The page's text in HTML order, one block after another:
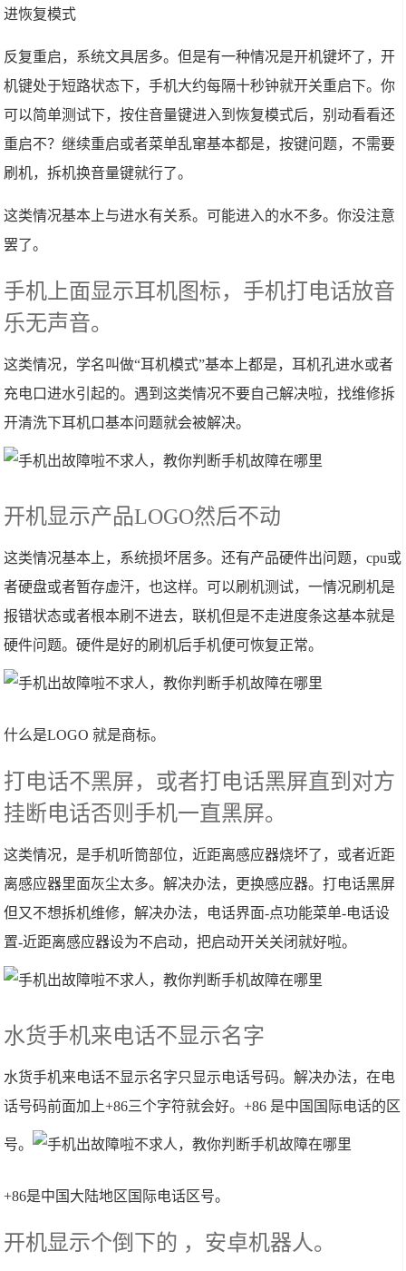
进恢复模式
反复重启，系统文具居多。但是有一种情况是开机键坏了，开
机键处于短路状态下，手机大约每隔十秒钟就开关重启下。你
可以简单测试下，按住音量键进入到恢复模式后，别动看看还
重启不？继续重启或者菜单乱窜基本都是，按键问题，不需要
刷机，拆机换音量键就行了。
这类情况基本上与进水有关系。可能进入的水不多。你没注意
罢了。
手机上面显示耳机图标，手机打电话放音
乐无声音。
这类情况，学名叫做“耳机模式”基本上都是，耳机孔进水或者
充电口进水引起的。遇到这类情况不要自己解决啦，找维修拆
开清洗下耳机口基本问题就会被解决。
开机显示产品LOGO然后不动
这类情况基本上，系统损坏居多。还有产品硬件出问题，cpu或
者硬盘或者暂存虚汗，也这样。可以刷机测试，一情况刷机是
报错状态或者根本刷不进去，联机但是不走进度条这基本就是
硬件问题。硬件是好的刷机后手机便可恢复正常。
什么是LOGO 就是商标。
打电话不黑屏，或者打电话黑屏直到对方
挂断电话否则手机一直黑屏。
这类情况，是手机听筒部位，近距离感应器烧坏了，或者近距
离感应器里面灰尘太多。解决办法，更换感应器。打电话黑屏
但又不想拆机维修，解决办法，电话界面-点功能菜单-电话设
置-近距离感应器设为不启动，把启动开关关闭就好啦。
水货手机来电话不显示名字
水货手机来电话不显示名字只显示电话号码。解决办法，在电
话号码前面加上+86三个字符就会好。+86 是中国国际电话的区
号。
+86是中国大陆地区国际电话区号。
开机显示个倒下的 ，安卓机器人。